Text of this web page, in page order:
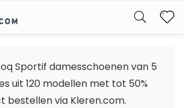
Sportif damesschoenen van 5
uit 120 modellen met tot 50%
bestellen via Kleren.com.